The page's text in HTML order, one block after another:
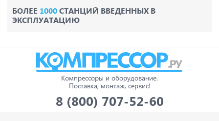
БОЛЕЕ 1000СТАНЦИЙ ВВЕДЕННЫХ В
ЭКСПЛУАТАЦИЮ
Компрессоры и оборудование.
Поставка, монтаж, сервис!
8 (800) 707-52-60